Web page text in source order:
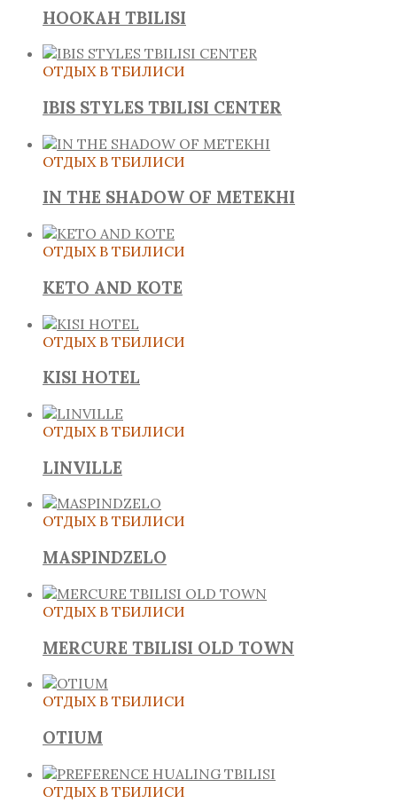
HOOKAH TBILISI
ОТДЫХ В ТБИЛИСИ
IBIS STYLES TBILISI CENTER
ОТДЫХ В ТБИЛИСИ
IN THЕ SHADOW OF METEKHI
ОТДЫХ В ТБИЛИСИ
KETO AND KOTE
ОТДЫХ В ТБИЛИСИ
KISI HOTEL
ОТДЫХ В ТБИЛИСИ
LINVILLE
ОТДЫХ В ТБИЛИСИ
MASPINDZELO
ОТДЫХ В ТБИЛИСИ
MERCURE TBILISI OLD TOWN
ОТДЫХ В ТБИЛИСИ
OTIUM
ОТДЫХ В ТБИЛИСИ